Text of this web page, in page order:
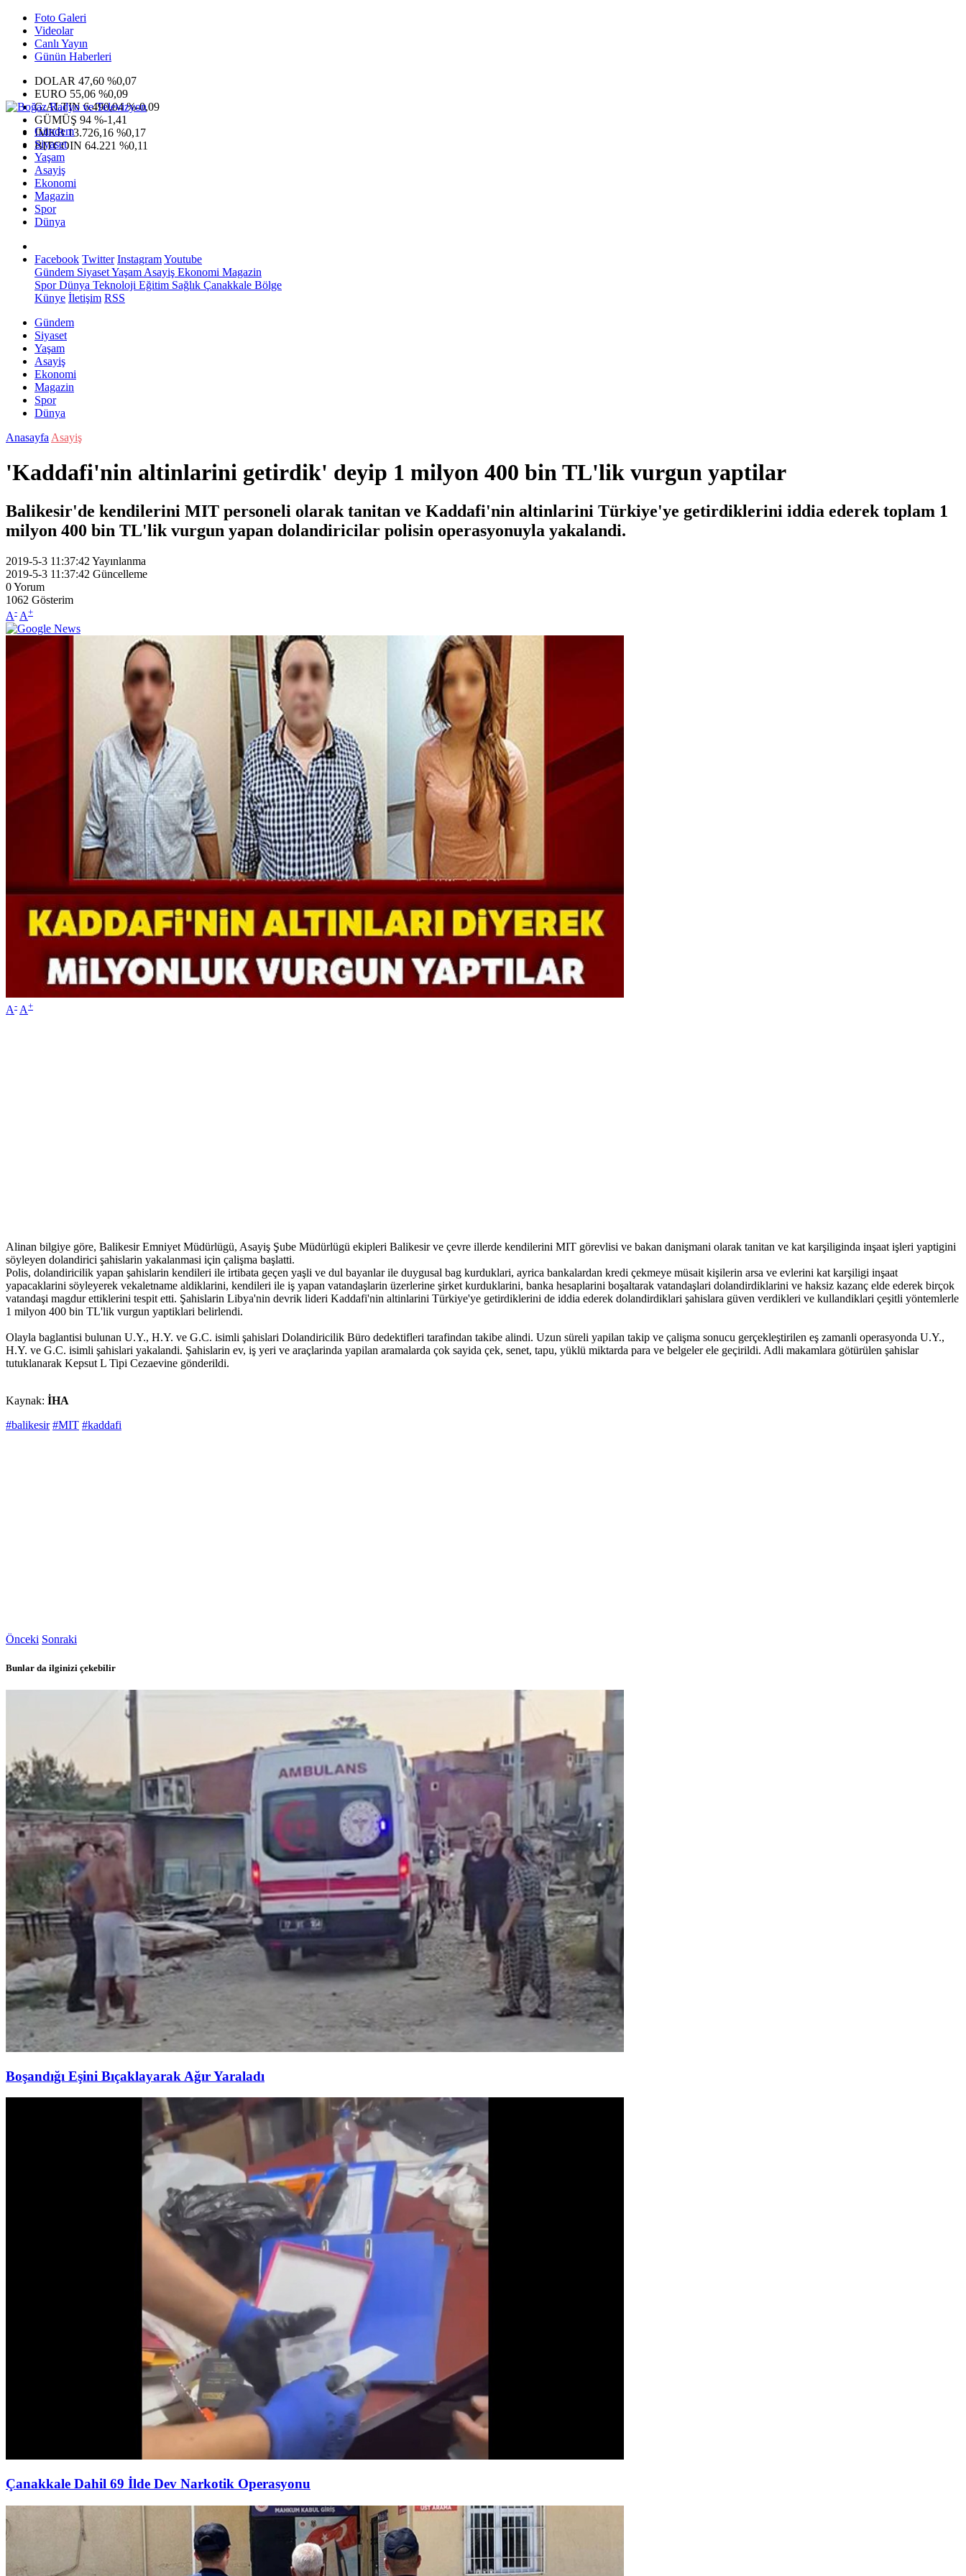
Foto Galeri
Videolar
Canlı Yayın
Günün Haberleri
DOLAR 47,60 %0,07
EURO 55,06 %0,09
G.ALTIN6.490,04 %-0,09
GÜMÜŞ 94 %-1,41
IMKB13.726,16 %0,17
BITCOIN 64.221 %0,11
Gündem
Siyaset
Yaşam
Asayiş
Ekonomi
Magazin
Spor
Dünya
Facebook Twitter InstagramYoutube
Gündem SiyasetYaşam Asayiş Ekonomi Magazin
SporDünya Teknoloji Eğitim Sağlık Çanakkale Bölge
Künye İletişim RSS
Gündem
Siyaset
Yaşam
Asayiş
Ekonomi
Magazin
Spor
Dünya
Anasayfa Asayiş
'Kaddafi'nin altinlarini getirdik' deyip 1 milyon 400 bin TL'lik vurgun yaptilar
Balikesir'de kendilerini MIT personeli olarak tanitan ve Kaddafi'nin altinlarini Türkiye'ye getirdiklerini iddia ederek toplam 1
milyon 400 bin TL'lik vurgun yapan dolandiricilar polisin operasyonuyla yakalandi.
2019-5-3 11:37:42 Yayınlanma
2019-5-3 11:37:42 Güncelleme
0Yorum
1062 Gösterim
A- A+
A- A+
Alinan bilgiye göre, Balikesir Emniyet Müdürlügü, Asayiş Şube Müdürlügü ekipleri Balikesir ve çevre illerde kendilerini MIT görevlisi ve bakan danişmani olarak tanitan ve kat karşiliginda inşaat işleri yaptigini
söyleyen dolandirici şahislarin yakalanmasi için çalişma başlatti.
Polis, dolandiricilik yapan şahislarin kendileri ile irtibata geçen yaşli ve dul bayanlar ile duygusal bag kurduklari, ayrica bankalardan kredi çekmeye müsait kişilerin arsa ve evlerini kat karşiligi inşaat
yapacaklarini söyleyerek vekaletname aldiklarini, kendileri ile iş yapan vatandaşlarin üzerlerine şirket kurduklarini, banka hesaplarini boşaltarak vatandaşlari dolandirdiklarini ve haksiz kazanç elde ederek birçok
vatandaşi magdur ettiklerini tespit etti. Şahislarin Libya'nin devrik lideri Kaddafi'nin altinlarini Türkiye'ye getirdiklerini de iddia ederek dolandirdiklari şahislara güven verdikleri ve kullandiklari çeşitli yöntemlerle
1 milyon 400 bin TL'lik vurgun yaptiklari belirlendi.
Olayla baglantisi bulunan U.Y., H.Y. ve G.C. isimli şahislari Dolandiricilik Büro dedektifleri tarafindan takibe alindi. Uzun süreli yapilan takip ve çalişma sonucu gerçekleştirilen eş zamanli operasyonda U.Y.,
H.Y. ve G.C. isimli şahislari yakalandi. Şahislarin ev, iş yeri ve araçlarinda yapilan aramalarda çok sayida çek, senet, tapu, yüklü miktarda para ve belgeler ele geçirildi. Adli makamlara götürülen şahislar
tutuklanarak Kepsut L Tipi Cezaevine gönderildi.
Kaynak: İHA
#balikesir #MIT #kaddafi
Önceki Sonraki
Bunlar da ilginizi çekebilir
Boşandığı Eşini Bıçaklayarak Ağır Yaraladı
Çanakkale Dahil 69 İlde Dev Narkotik Operasyonu